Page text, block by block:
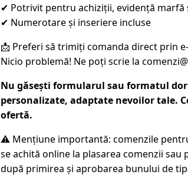
✔ Potrivit pentru achiziții, evidență marfă
✔ Numerotare și inseriere incluse
📩 Preferi să trimiți comanda direct prin
Nicio problemă! Ne poți scrie la
Nu găsești formularul sau formatul
personalizate, adaptate nevoilor tale.
ofertă.
⚠️ Mențiune importantă: comenzile
se achită online la plasarea comenzii sau
după primirea și aprobarea bunului de